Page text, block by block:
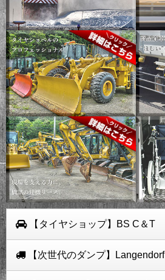
【タイヤショップ】BS C＆T
【次世代のダンプ】Langendorf